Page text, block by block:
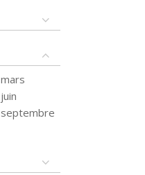
mars
juin
septembre